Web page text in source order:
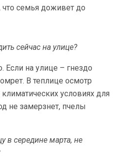
что семья доживет до
сейчас на улице?
Если на улице – гнездо
В теплице осмотр
условиях для
не замерзнет, пчелы
в середине марта, не